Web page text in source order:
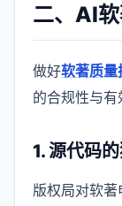
二、AI
做好软著质量
的合规性与有
1. 源代码
版权局对软